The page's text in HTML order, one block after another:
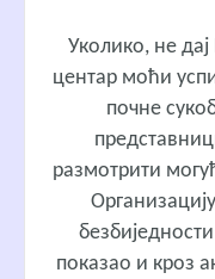
Уколико, не
центар моћи
почне
размотрити
показао и кроз